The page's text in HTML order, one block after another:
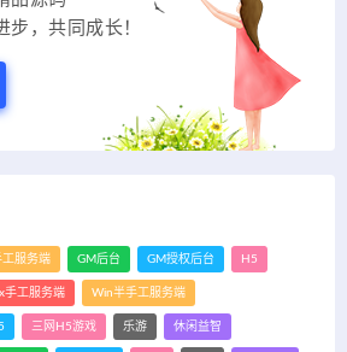
步，共同成长！
服务端 GM后台 GM授权后台 H5
手工服务端 Win半手工服务端
三网H5游戏 乐游 休闲益智